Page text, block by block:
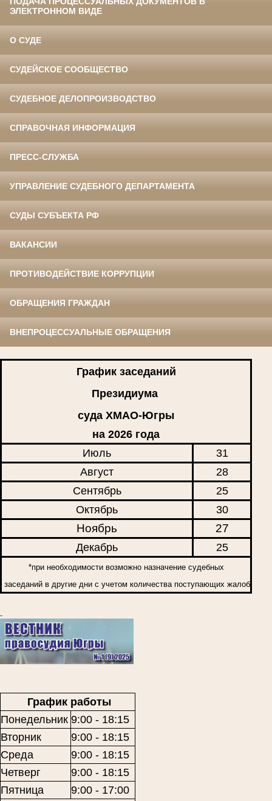
ЭЛЕКТРОННОМ ВИДЕ
О СУДЕ
СУДЕЙСКОЕ СООБЩЕСТВО
СУДЕБНОЕ ДЕЛОПРОИЗВОДСТВО
СПРАВОЧНАЯ ИНФОРМАЦИЯ
ПРЕСС-СЛУЖБА
УПРАВЛЕНИЕ СУДЕБНОГО ДЕПАРТАМЕНТА
СУДЫ СУБЪЕКТА РФ
ВАКАНСИИ
ПРОТИВОДЕЙСТВИЕ КОРРУПЦИИ
ОБРАЩЕНИЯ ГРАЖДАН
ВНЕПРОЦЕССУАЛЬНЫЕ ОБРАЩЕНИЯ
График заседаний
Президиума
суда ХМАО-Югры
на 2026 года
Июль
31
Август
28
Сентябрь
25
Октябрь
30
Ноябрь 27
Декабрь 25
*при необходимости возможно назначение судебных
заседаний в другие дни с учетом количества поступающих жалоб
График работы
Понедельник 9:00 - 18:15
Вторник
9:00 - 18:15
Среда
9:00 - 18:15
Четверг
9:00 - 18:15
Пятница
9:00 - 17:00